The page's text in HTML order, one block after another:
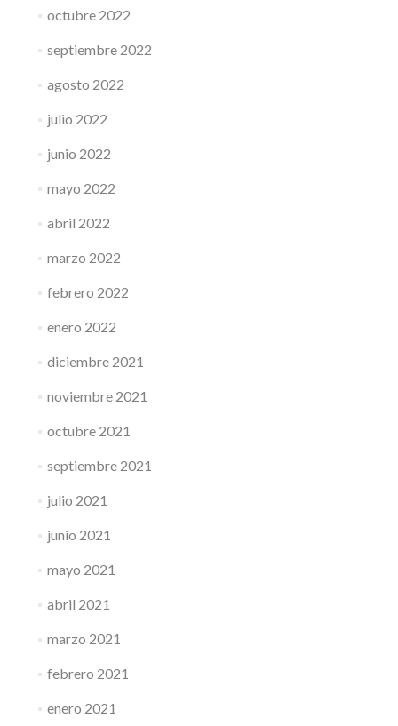
octubre 2022
septiembre 2022
agosto 2022
julio 2022
junio 2022
mayo 2022
abril 2022
marzo 2022
febrero 2022
enero 2022
diciembre 2021
noviembre 2021
octubre 2021
septiembre 2021
julio 2021
junio 2021
mayo 2021
abril 2021
marzo 2021
febrero 2021
enero 2021